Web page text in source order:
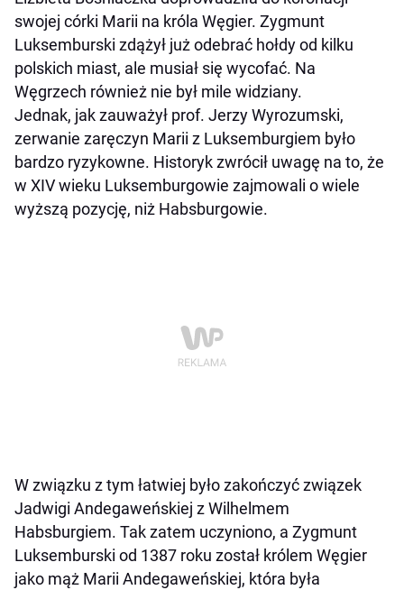
swojej córki Marii na króla Węgier. Zygmunt
Luksemburski zdążył już odebrać hołdy od kilku
polskich miast, ale musiał się wycofać. Na
Węgrzech również nie był mile widziany.
Jednak, jak zauważył prof. Jerzy Wyrozumski,
zerwanie zaręczyn Marii z Luksemburgiem było
bardzo ryzykowne. Historyk zwrócił uwagę na to, że
w XIV wieku Luksemburgowie zajmowali o wiele
wyższą pozycję, niż Habsburgowie.
W związku z tym łatwiej było zakończyć związek
Jadwigi Andegaweńskiej z Wilhelmem
Habsburgiem. Tak zatem uczyniono, a Zygmunt
Luksemburski od 1387 roku został królem Węgier
jako mąż Marii Andegaweńskiej, która była